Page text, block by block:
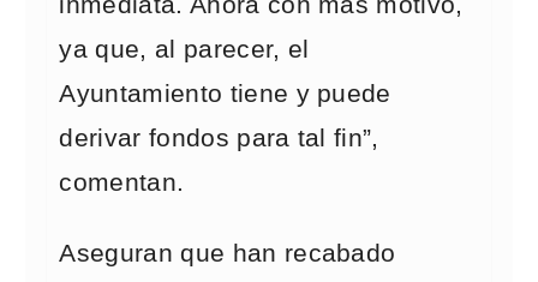
ya que, al parecer, el
Ayuntamiento tiene y puede
derivar fondos para tal fin”,
comentan.
Aseguran que han recabado